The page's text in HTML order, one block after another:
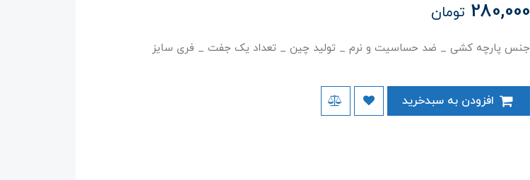
280,000 تومان
جنس پارچه کشی _ ضد حساسیت و نرم _ تولید چین _ تعداد یک جفت _ فری سایز